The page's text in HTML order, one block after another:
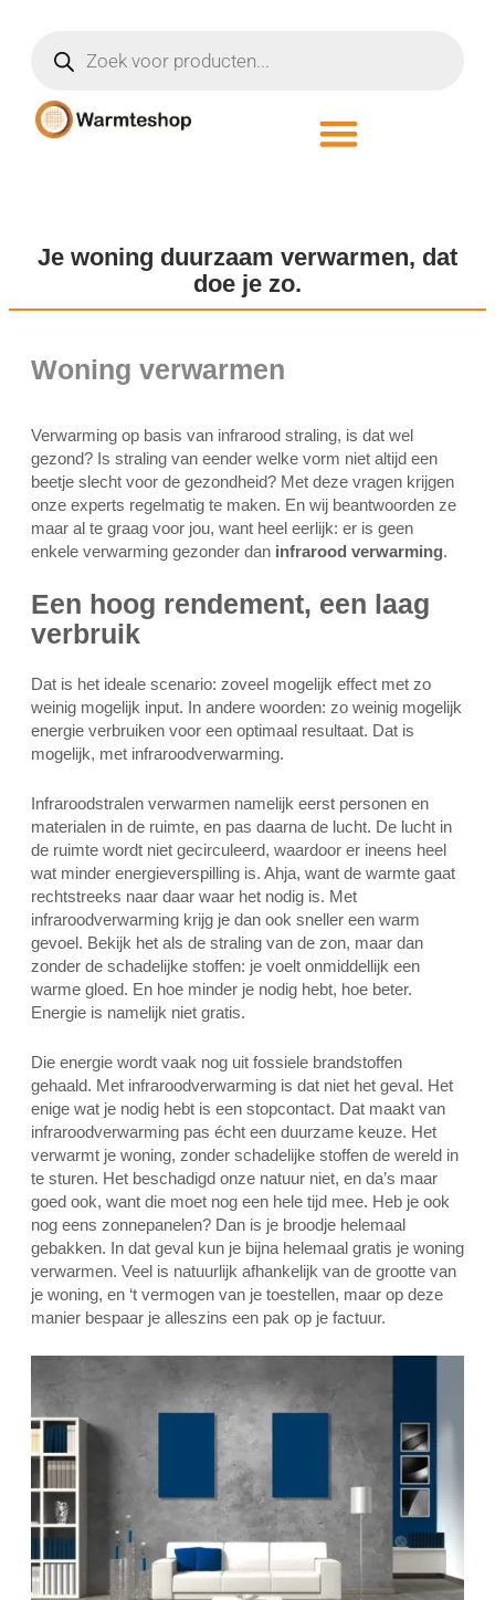
Je woning duurzaam verwarmen, dat
doe je zo.
Woning verwarmen
Verwarming op basis van infrarood straling, is dat wel
gezond? Is straling van eender welke vorm niet altijd een
beetje slecht voor de gezondheid? Met deze vragen krijgen
onze experts regelmatig te maken. En wij beantwoorden ze
maar al te graag voor jou, want heel eerlijk: er is geen
enkele verwarming gezonder dan infrarood verwarming.
Een hoog rendement, een laag
verbruik
Dat is het ideale scenario: zoveel mogelijk effect met zo
weinig mogelijk input. In andere woorden: zo weinig mogelijk
energie verbruiken voor een optimaal resultaat. Dat is
mogelijk, met infraroodverwarming.
Infraroodstralen verwarmen namelijk eerst personen en
materialen in de ruimte, en pas daarna de lucht. De lucht in
de ruimte wordt niet gecirculeerd, waardoor er ineens heel
wat minder energieverspilling is. Ahja, want de warmte gaat
rechtstreeks naar daar waar het nodig is. Met
infraroodverwarming krijg je dan ook sneller een warm
gevoel. Bekijk het als de straling van de zon, maar dan
zonder de schadelijke stoffen: je voelt onmiddellijk een
warme gloed. En hoe minder je nodig hebt, hoe beter.
Energie is namelijk niet gratis.
Die energie wordt vaak nog uit fossiele brandstoffen
gehaald. Met infraroodverwarming is dat niet het geval. Het
enige wat je nodig hebt is een stopcontact. Dat maakt van
infraroodverwarming pas écht een duurzame keuze. Het
verwarmt je woning, zonder schadelijke stoffen de wereld in
te sturen. Het beschadigd onze natuur niet, en da’s maar
goed ook, want die moet nog een hele tijd mee. Heb je ook
nog eens zonnepanelen? Dan is je broodje helemaal
gebakken. In dat geval kun je bijna helemaal gratis je woning
verwarmen. Veel is natuurlijk afhankelijk van de grootte van
je woning, en ‘t vermogen van je toestellen, maar op deze
manier bespaar je alleszins een pak op je factuur.